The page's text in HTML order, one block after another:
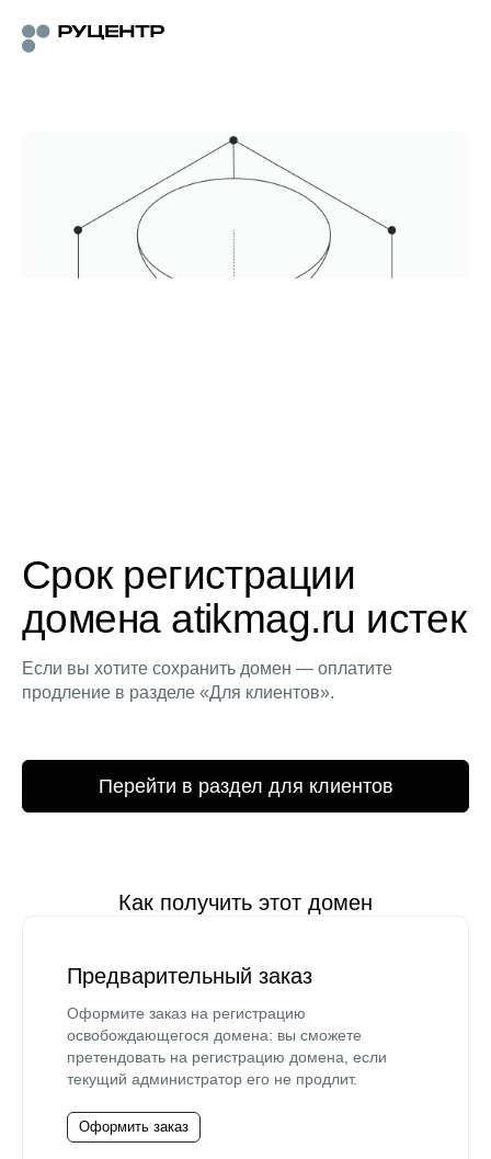
Срок регистрации
домена atikmag.ru истек
Если вы хотите сохранить домен — оплатите
продление в разделе «Для клиентов».
Перейти в раздел для клиентов
Как получить этот домен
Предварительный заказ
Оформите заказ на регистрацию
освобождающегося домена: вы сможете
претендовать на регистрацию домена, если
текущий администратор его не продлит.
Оформить заказ